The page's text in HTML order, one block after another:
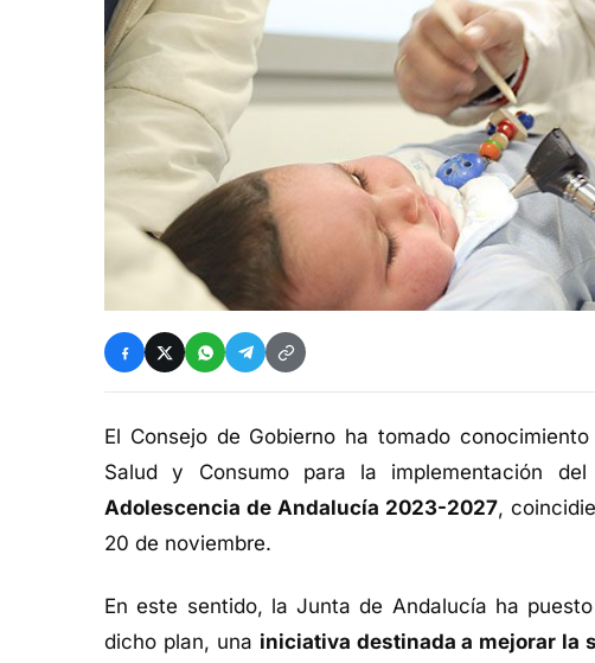
El Consejo de Gobierno ha tomado
Salud y Consumo para la implementación del
Adolescencia de Andalucía 2023-2027,
20 de noviembre.
En este sentido, la Junta de Andalucía ha
dicho plan, una iniciativa destinada a mejorar la